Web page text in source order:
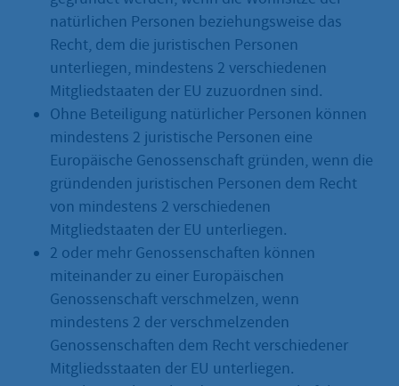
natürlichen Personen beziehungsweise das
Recht, dem die juristischen Personen
unterliegen, mindestens 2 verschiedenen
Mitgliedstaaten der EU zuzuordnen sind.
Ohne Beteiligung natürlicher Personen können
mindestens 2 juristische Personen eine
Europäische Genossenschaft gründen, wenn die
gründenden juristischen Personen dem Recht
von mindestens 2 verschiedenen
Mitgliedstaaten der EU unterliegen.
2 oder mehr Genossenschaften können
miteinander zu einer Europäischen
Genossenschaft verschmelzen, wenn
mindestens 2 der verschmelzenden
Genossenschaften dem Recht verschiedener
Mitgliedsstaaten der EU unterliegen.